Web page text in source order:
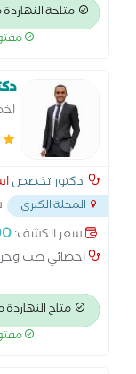
متاحة النهاردة من
دكتور تخصص
المحلة الكبرى
المحله الكبري...
سعر الكشف:
اخصائي طب
متاح النهاردة من 12:00